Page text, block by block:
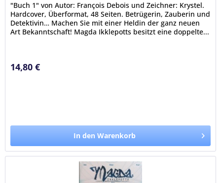
"Buch 1" von Autor: François Debois und Zeichner: Krystel.
Hardcover, Überformat, 48 Seiten. Betrügerin, Zauberin und
Detektivin… Machen Sie mit einer Heldin der ganz neuen
Art Bekanntschaft! Magda Ikklepotts besitzt eine doppelte...
14,80 €
In den Warenkorb